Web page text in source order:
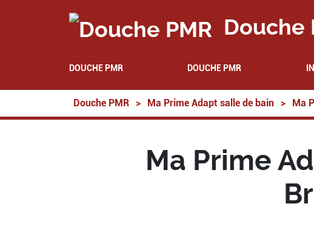
Douche
DOUCHE PMR DOUCHE PMR
Douche PMR > Ma Prime Adapt salle de bain > Ma
Ma Prime